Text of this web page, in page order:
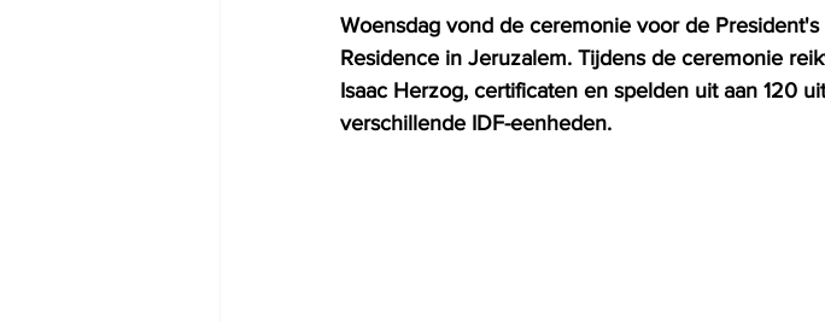
Woensdag vond de ceremonie voor de
Residence in Jeruzalem. Tijdens de ceremonie
Isaac Herzog, certificaten en spelden uit aan 120
verschillende IDF-eenheden.